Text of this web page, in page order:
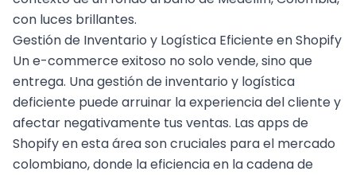
con luces brillantes.
Gestión de Inventario y Logística Eficiente en Shopify
Un e-commerce exitoso no solo vende, sino que
entrega. Una gestión de inventario y logística
deficiente puede arruinar la experiencia del cliente y
afectar negativamente tus ventas. Las apps de
Shopify en esta área son cruciales para el mercado
colombiano, donde la eficiencia en la cadena de